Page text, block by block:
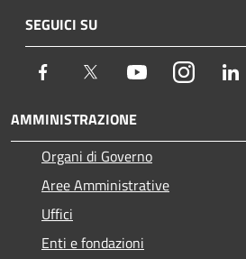
SEGUICI SU
Facebook Twitter YoutubeInstagram
AMMINISTRAZIONE
Organi di Governo
Aree Amministrative
Uffici
Enti e fondazioni